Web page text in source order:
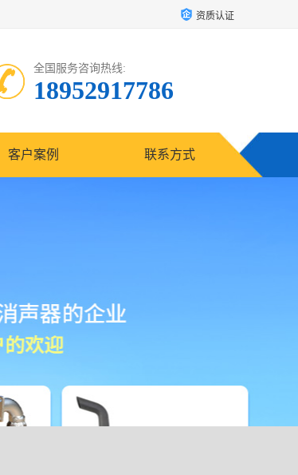
资质认证
全国服务咨询热线:
18952917786
客户案例 联系方式